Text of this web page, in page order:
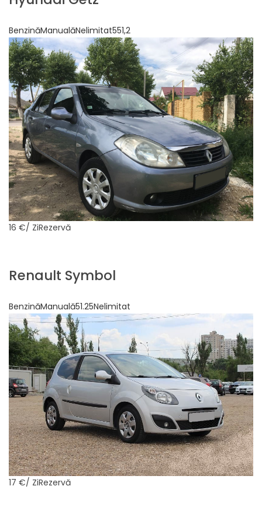
BenzinăManualăNelimitat551,2
16 €/ ZiRezervă
Renault Symbol
BenzinăManuală51.25Nelimitat
17 €/ ZiRezervă